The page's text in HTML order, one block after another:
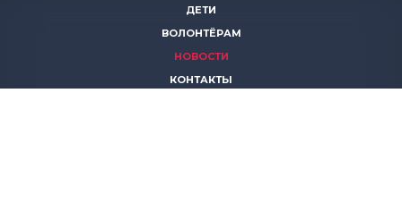
ДЕТИ
ВОЛОНТЁРАМ
НОВОСТИ
КОНТАКТЫ